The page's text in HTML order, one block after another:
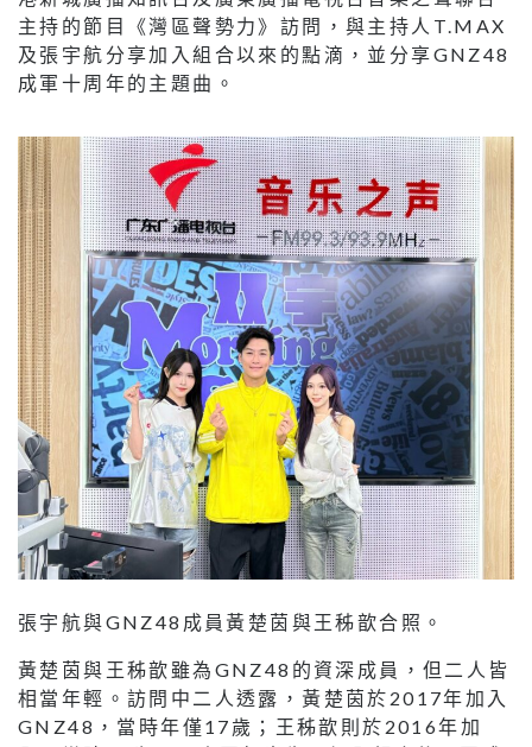
主持的節目《灣區聲勢力》訪問，與主持人T.MAX
及張宇航分享加入組合以來的點滴，並分享GNZ48
成軍十周年的主題曲。
張宇航與GNZ48成員黃楚茵與王秭歆合照。
黃楚茵與王秭歆雖為GNZ48的資深成員，但二人皆
相當年輕。訪問中二人透露，黃楚茵於2017年加入
GNZ48，當時年僅17歲；王秭歆則於2016年加